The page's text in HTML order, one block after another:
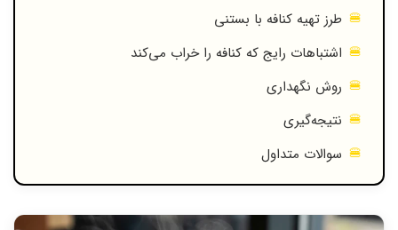
طرز تهیه کنافه با بستنی
اشتباهات رایج که کنافه را خراب می‌کند
روش نگهداری
نتیجه‌گیری
سوالات متداول